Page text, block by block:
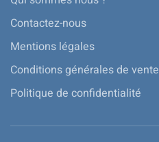
Contactez-nous
Mentions légales
Conditions générales de vente
Politique de confidentialité